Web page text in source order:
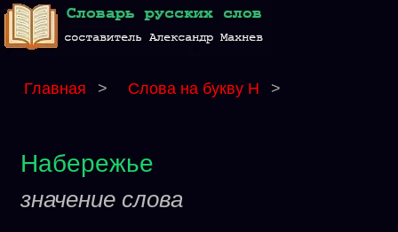
Главная > Слова на букву Н >
Набережье
значение слова